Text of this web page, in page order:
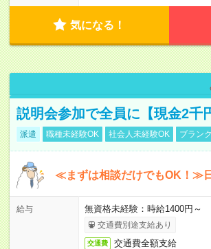
気になる！
説明会参加で全員に【現金2千
派遣 職種未経験OK 社会人未経験OK ブラン
≪まずは相談だけでもOK！≫
給与 無資格未経験：時給1400円
交通費別途支給あり
交通費 交通費全額支給